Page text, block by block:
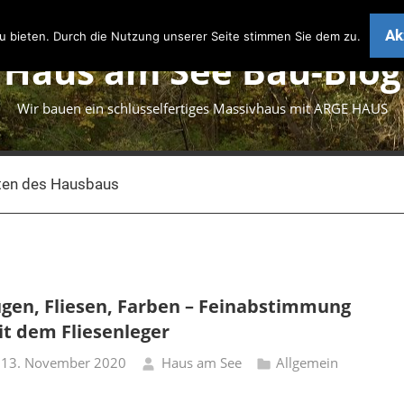
Haus am See Bau-Blog
Wir bauen ein schlüsselfertiges Massivhaus mit ARGE HAUS
des Hausbaus
Fliesen, Farben – Feinabstimmung
dem Fliesenleger
13. November 2020 Haus am See Allgemein
Durch die Nutzung unserer Seite stimmen Sie dem zu.